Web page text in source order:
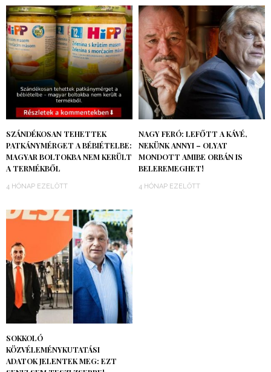
SZÁNDÉKOSAN TEHETTEK
PATKÁNYMÉRGET A BÉBIÉTELBE:
MAGYAR BOLTOKBA NEM KERÜLT
A TERMÉKBŐL
4 HÓNAP EZELŐTT
NAGY FERÓ: LEFŐTT A KÁVÉ,
NEKÜNK ANNYI – OLYAT
MONDOTT AMIBE ORBÁN IS
BELEREMEGHET!
4 HÓNAP EZELŐTT
SOKKOLÓ
KÖZVÉLEMÉNYKUTATÁSI
ADATOK JELENTEK MEG: EZT